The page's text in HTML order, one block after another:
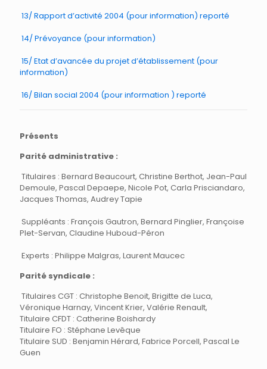
13/ Rapport d’activité 2004 (pour information) reporté
14/ Prévoyance (pour information)
15/ Etat d’avancée du projet d’établissement (pour
information)
16/ Bilan social 2004 (pour information ) reporté
Présents
Parité administrative :
Titulaires : Bernard Beaucourt, Christine Berthot, Jean-Paul
Demoule, Pascal Depaepe, Nicole Pot, Carla Prisciandaro,
Jacques Thomas, Audrey Tapie
Suppléants : François Gautron, Bernard Pinglier, Françoise
Plet-Servan, Claudine Huboud-Péron
Experts : Philippe Malgras, Laurent Maucec
Parité syndicale :
Titulaires CGT : Christophe Benoit, Brigitte de Luca,
Véronique Harnay, Vincent Krier, Valérie Renault,
Titulaire CFDT : Catherine Boishardy
Titulaire FO : Stéphane Levêque
Titulaire SUD : Benjamin Hérard, Fabrice Porcell, Pascal Le
Guen